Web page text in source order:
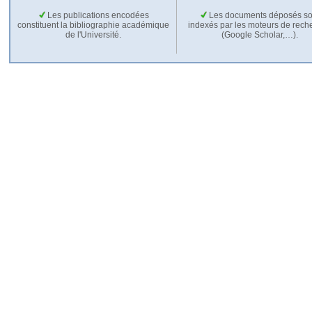
Les publications encodées
constituent la bibliographie académique
de l'Université.
Les documents déposés
indexés par les moteurs de
(Google Scholar,…).